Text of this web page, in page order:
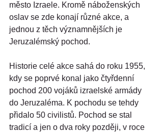
město Izraele. Kromě náboženských
oslav se zde konají různé akce, a
jednou z těch významnějších je
Jeruzalémský pochod.
Historie celé akce sahá do roku 1955,
kdy se poprvé konal jako čtyřdenní
pochod 200 vojáků izraelské armády
do Jeruzaléma. K pochodu se tehdy
přidalo 50 civilistů. Pochod se stal
tradicí a jen o dva roky později, v roce